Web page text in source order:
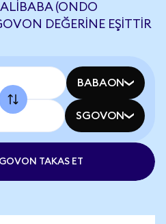
(ONDO
DEĞERINE EŞITTIR
BABAON
SGOVON
TAKAS ET